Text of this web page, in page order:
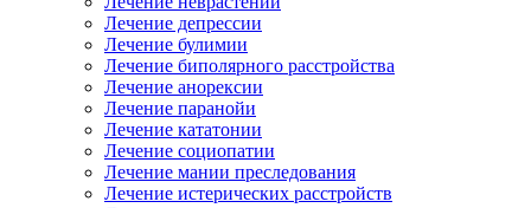
Лечение депрессии
Лечение булимии
Лечение биполярного расстройства
Лечение анорексии
Лечение паранойи
Лечение кататонии
Лечение социопатии
Лечение мании преследования
Лечение истерических расстройств